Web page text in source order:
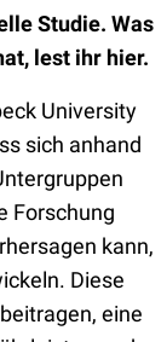
Studie. Was
lest ihr hier.
University
sich anhand
Forschung
kann,
Diese
eine